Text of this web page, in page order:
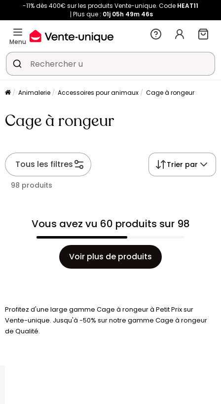
-11% dès 400€ sur les produits Vente-unique. Code HEAT11
Plus que : 01j 05h 49m 45s
Menu
Animalerie Accessoires pour animaux Cage à rongeur
Cage à rongeur
Tous les filtres Trier par
98 produits
Vous avez vu 60 produits sur 98
Voir plus de produits
Profitez d'une large gamme Cage à rongeur à Petit Prix sur
Vente-unique. Jusqu'à -50% sur notre gamme Cage à rongeur
de Qualité.